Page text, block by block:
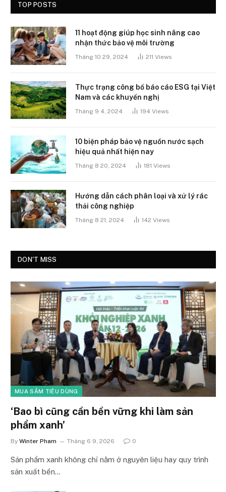
TOP POSTS
11 hoạt động giúp học sinh nâng cao
nhận thức bảo vệ môi trường
Tháng 10 29, 2024 211 Views
Thực trạng công bố báo cáo ESG tại Việt
Nam và các khuyến nghị
Tháng 9 4, 2024 194 Views
10 biện pháp bảo vệ nguồn nước sạch
hiệu quả nhất hiện nay
Tháng 8 20, 2024 181 Views
Hướng dẫn cách phân loại và xử lý rác
thải công nghiệp
Tháng 8 21, 2024 142 Views
DON'T MISS
MUA SẮM TIÊU DÙNG
‘Bao bì cũng cần bền vững khi làm sản
phẩm xanh’
By Winter Pham Tháng 6 9, 2026 0
Sản phẩm xanh không chỉ nằm ở nguyên liệu hay quy trình
sản xuất bền…